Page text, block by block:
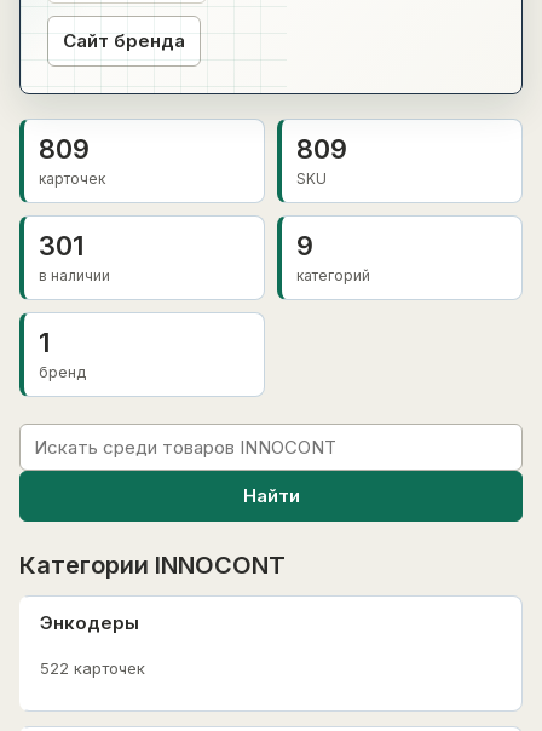
Сайт бренда
809
карточек
809
SKU
301
в наличии
9
категорий
1
бренд
Найти
Категории INNOCONT
Энкодеры
522 карточек